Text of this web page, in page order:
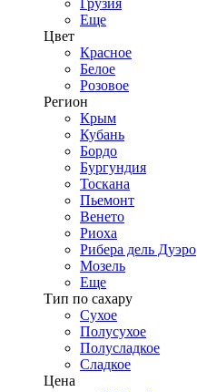
Грузия
Еще
Цвет
Красное
Белое
Розовое
Регион
Крым
Кубань
Бордо
Бургундия
Тоскана
Пьемонт
Венето
Риоха
Рибера дель Дуэро
Мозель
Еще
Тип по сахару
Сухое
Полусухое
Полусладкое
Сладкое
Цена